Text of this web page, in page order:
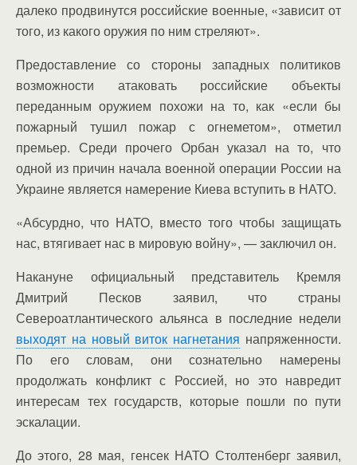
далеко продвинутся российские военные, «зависит от
того, из какого оружия по ним стреляют».
Предоставление со стороны западных политиков
возможности атаковать российские объекты
переданным оружием похожи на то, как «если бы
пожарный тушил пожар с огнеметом», отметил
премьер. Среди прочего Орбан указал на то, что
одной из причин начала военной операции России на
Украине является намерение Киева вступить в НАТО.
«Абсурдно, что НАТО, вместо того чтобы защищать
нас, втягивает нас в мировую войну», — заключил он.
Накануне официальный представитель Кремля
Дмитрий Песков заявил, что страны
Североатлантического альянса в последние недели
выходят на новый виток нагнетания напряженности.
По его словам, они сознательно намерены
продолжать конфликт с Россией, но это навредит
интересам тех государств, которые пошли по пути
эскалации.
До этого, 28 мая, генсек НАТО Столтенберг заявил,